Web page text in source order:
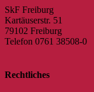
SkF Freiburg
Kartäuserstr. 51
79102 Freiburg
Telefon 0761 38508-0
Rechtliches